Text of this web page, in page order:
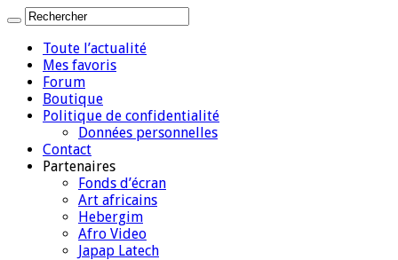
Toute l’actualité
Mes favoris
Forum
Boutique
Politique de confidentialité
Données personnelles
Contact
Partenaires
Fonds d’écran
Art africains
Hebergim
Afro Video
Japap Latech